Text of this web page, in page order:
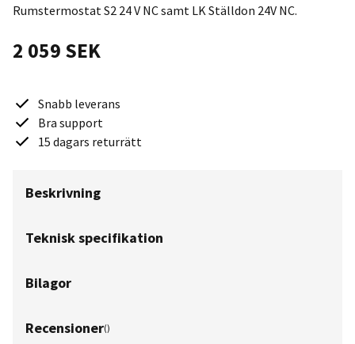
Rumstermostat S2 24 V NC samt LK Ställdon 24V NC.
2 059 SEK
Snabb leverans
Bra support
15 dagars returrätt
Beskrivning
Teknisk specifikation
Bilagor
Recensioner()